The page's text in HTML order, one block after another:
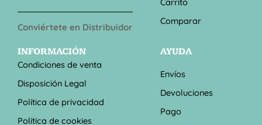
Conviértete en Distribuidor
Comparar
INFORMACIÓN
Condiciones de venta
Disposición Legal
Política de privacidad
Política de cookies
AYUDA
Envíos
Devoluciones
Pago